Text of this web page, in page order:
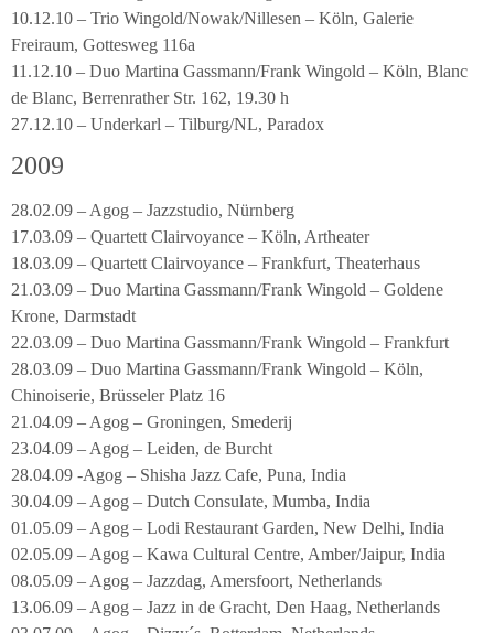
10.12.10 – Trio Wingold/Nowak/Nillesen – Köln, Galerie
Freiraum, Gottesweg 116a
11.12.10 – Duo Martina Gassmann/Frank Wingold – Köln, Blanc
de Blanc, Berrenrather Str. 162, 19.30 h
27.12.10 – Underkarl – Tilburg/NL, Paradox
2009
28.02.09 – Agog – Jazzstudio, Nürnberg
17.03.09 – Quartett Clairvoyance – Köln, Artheater
18.03.09 – Quartett Clairvoyance – Frankfurt, Theaterhaus
21.03.09 – Duo Martina Gassmann/Frank Wingold – Goldene
Krone, Darmstadt
22.03.09 – Duo Martina Gassmann/Frank Wingold – Frankfurt
28.03.09 – Duo Martina Gassmann/Frank Wingold – Köln,
Chinoiserie, Brüsseler Platz 16
21.04.09 – Agog – Groningen, Smederij
23.04.09 – Agog – Leiden, de Burcht
28.04.09 -Agog – Shisha Jazz Cafe, Puna, India
30.04.09 – Agog – Dutch Consulate, Mumba, India
01.05.09 – Agog – Lodi Restaurant Garden, New Delhi, India
02.05.09 – Agog – Kawa Cultural Centre, Amber/Jaipur, India
08.05.09 – Agog – Jazzdag, Amersfoort, Netherlands
13.06.09 – Agog – Jazz in de Gracht, Den Haag, Netherlands